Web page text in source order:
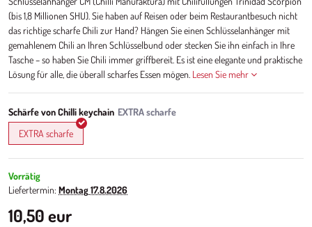
(bis 1,8 Millionen SHU). Sie haben auf Reisen oder beim Restaurantbesuch nicht
das richtige scharfe Chili zur Hand? Hängen Sie einen Schlüsselanhänger mit
gemahlenem Chili an Ihren Schlüsselbund oder stecken Sie ihn einfach in Ihre
Tasche – so haben Sie Chili immer griffbereit. Es ist eine elegante und praktische
Lösung für alle, die überall scharfes Essen mögen. Lesen Sie mehr
Schärfe von Chilli keychain
EXTRA scharfe
Vorrätig
Liefertermin: Montag17.8.2026
10,50 eur